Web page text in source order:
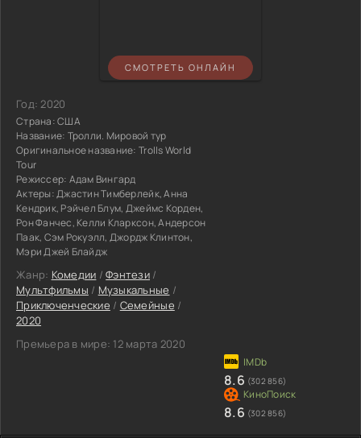
СМОТРЕТЬ ОНЛАЙН
Год:2020
Страна:США
Название: Тролли. Мировой тур
Оригинальное название: Trolls World
Tour
Режиссер: Адам Вингард
Актеры:Джастин Тимберлейк, Анна
Кендрик, Рэйчел Блум, Джеймс Корден,
Рон Фанчес, Келли Кларксон, Андерсон
Паак, Сэм Рокуэлл, Джордж Клинтон,
Мэри Джей Блайдж
Жанр: Комедии /Фэнтези /
Мультфильмы / Музыкальные /
Приключенческие / Семейные /
2020
Премьера в мире: 12 марта 2020
8.6 (302 856)
8.6 (302 856)